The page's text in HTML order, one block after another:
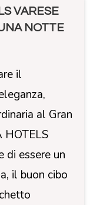
VARESE
NOTTE
il
al Gran
HOTELS
di essere un
il buon cibo